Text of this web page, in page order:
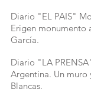
Diario "EL PAIS"
Erigen monumento
García.
Diario "LA
Argentina. Un muro
Blancas.